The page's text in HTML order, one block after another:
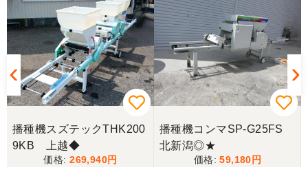
播種機スズテックTHK200
9KB 上越◆
269,940
播種機コンマSP-G25FS
北新潟◎★
59,180